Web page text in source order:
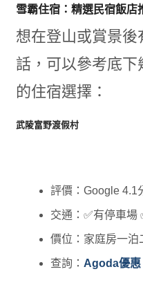
雪霸住宿：精選民宿飯店
想在登山或賞景
話，可以參考底下
的住宿選擇：
武陵富野渡假村
評價：Google 4.1
交通：✅有停車場
價位：家庭房一泊
查詢： Agoda優惠